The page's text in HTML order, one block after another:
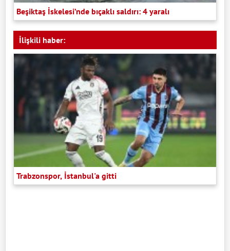
Beşiktaş İskelesi’nde bıçaklı saldırı: 4 yaralı
İlişkili haber:
Trabzonspor, İstanbul'a gitti